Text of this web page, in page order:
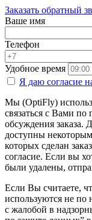
Заказать обратный
Ваше имя
Телефон
Удобное время
Я даю согласие
Мы (OptiFly)
связаться с Вами
обсуждения заказа.
доступны
которых сделан
согласие. Если вы
были удалены,
Если Вы считаете,
используются не по
с жалобой в